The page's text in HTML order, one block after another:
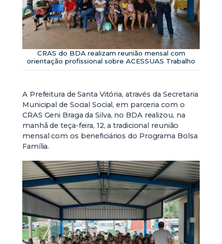
CRAS do BDA realizam reunião mensal com
orientação profissional sobre ACESSUAS Trabalho
A Prefeitura de Santa Vitória, através da Secretaria
Municipal de Social Social, em parceria com o
CRAS Geni Braga da Silva, no BDA realizou, na
manhã de teça-feira, 12, a tradicional reunião
mensal com os beneficiários do Programa Bolsa
Família.